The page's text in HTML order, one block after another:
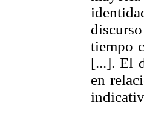
tiempo
[...]. El
en